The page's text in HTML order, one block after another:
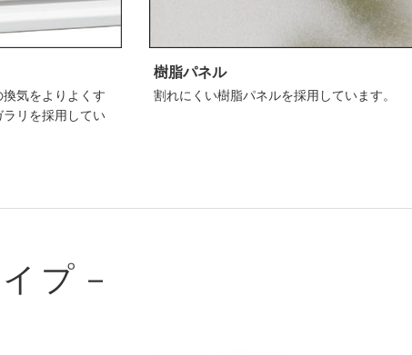
気をよりよくす
リを採用してい
樹脂パネル
割れにくい樹脂パネルを採用しています。
プ－